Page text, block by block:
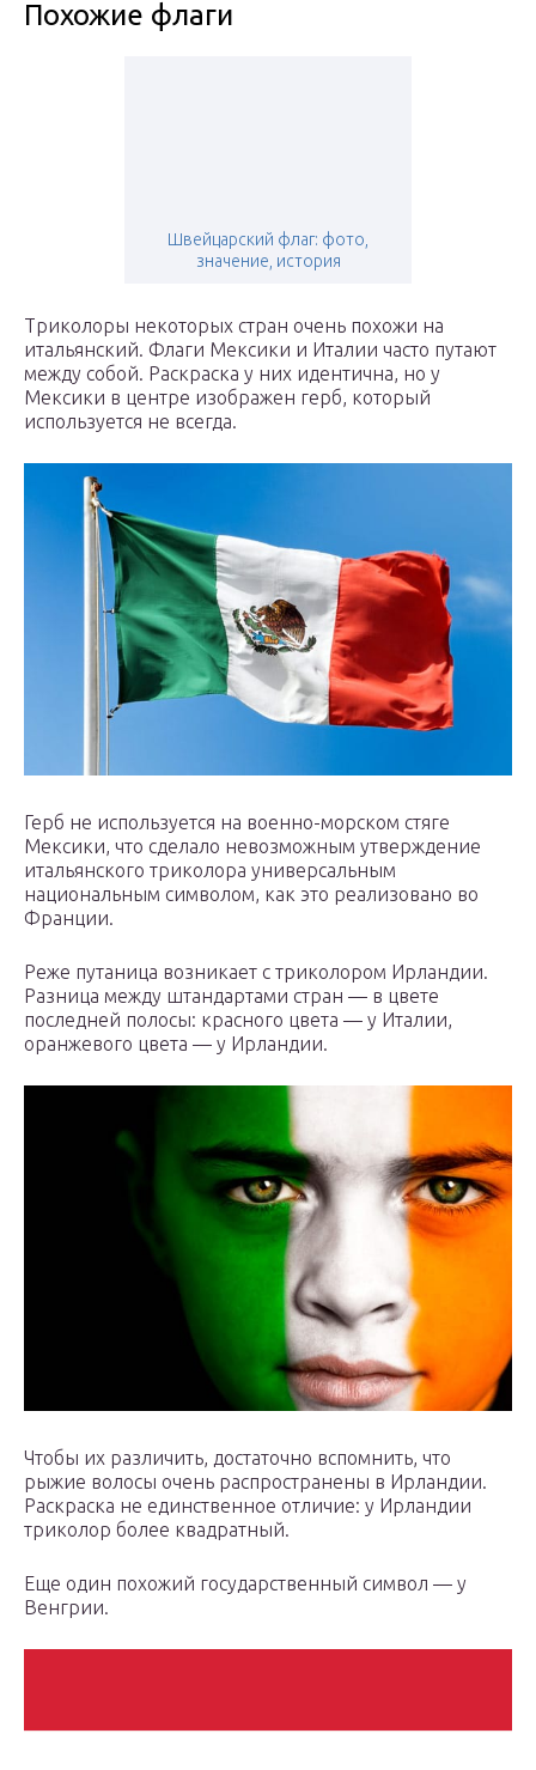
Похожие флаги
Швейцарский флаг: фото,
значение, история
Триколоры некоторых стран очень похожи на
итальянский. Флаги Мексики и Италии часто путают
между собой. Раскраска у них идентична, но у
Мексики в центре изображен герб, который
используется не всегда.
Герб не используется на военно-морском стяге
Мексики, что сделало невозможным утверждение
итальянского триколора универсальным
национальным символом, как это реализовано во
Франции.
Реже путаница возникает с триколором Ирландии.
Разница между штандартами стран — в цвете
последней полосы: красного цвета — у Италии,
оранжевого цвета — у Ирландии.
Чтобы их различить, достаточно вспомнить, что
рыжие волосы очень распространены в Ирландии.
Раскраска не единственное отличие: у Ирландии
триколор более квадратный.
Еще один похожий государственный символ — у
Венгрии.